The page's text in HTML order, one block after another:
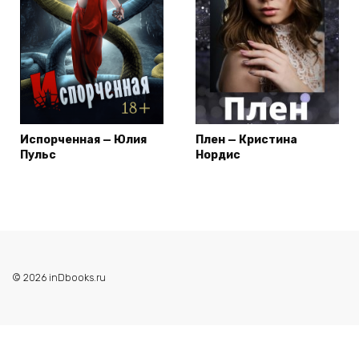
Испорченная — Юлия
Пульс
Плен — Кристина
Нордис
© 2026 inDbooks.ru